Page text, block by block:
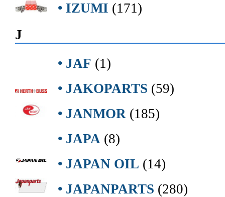
• IZUMI (171)
J
• JAF (1)
• JAKOPARTS (59)
• JANMOR (185)
• JAPA (8)
• JAPAN OIL (14)
• JAPANPARTS (280)